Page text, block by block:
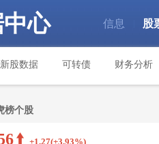
心 信息 股
新股数据 可转债 财务分析
榜个股
+1.27(+3.93%)